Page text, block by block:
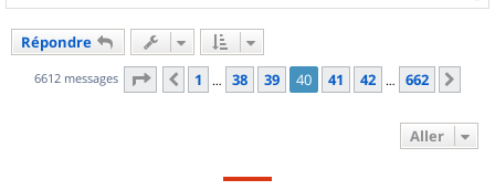
a
Répondre
6612 messages Page 40 sur662
Précédent
1 … 38 39 40 41 42 … 662
Aller